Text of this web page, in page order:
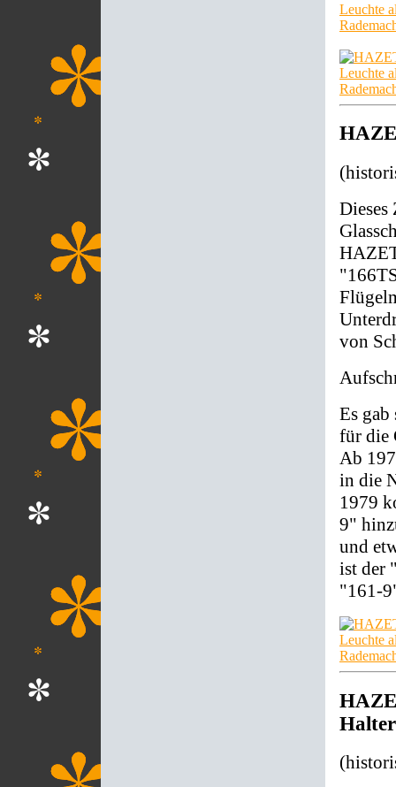
Dieses
von
Es
für die
Ab
in die
1979
9"
und
ist der
"161-
Halter